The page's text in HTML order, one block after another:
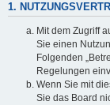
1.
Mit dem Zugriff
Sie einen
Folgenden
Regelungen
Wenn Sie mit
Sie das Board